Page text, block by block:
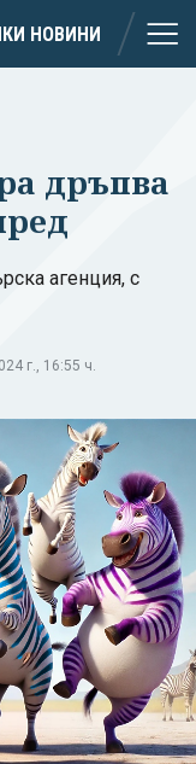
НОВИНИ
дръпва
агенция, с
г., 16:55 ч.